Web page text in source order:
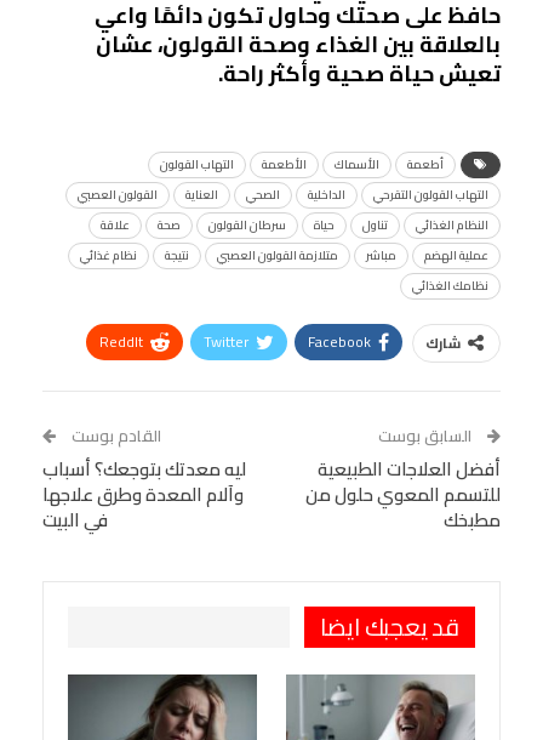
حافظ على صحتك وحاول تكون دائمًا واعي
بالعلاقة بين الغذاء وصحة القولون، عشان
تعيش حياة صحية وأكثر راحة.
أطعمة الأسماك الأطعمة
التهاب القولون
التهاب القولون التقرحي
الداخلية الصحي العناية
القولون العصبي
النظام الغذائي
تناول حياة سرطان القولون صحة
علاقة
عملية الهضم
مباشر متلازمة القولون العصبي نتيجة
نظام غذائي
نظامك الغذائي
شارك Facebook
Twitter
ReddIt
Tumblr
البريد الإلكتروني
StumbleUpon
VK
Digg
LINE
BlackBerry
Viber
السابق بوست
أفضل العلاجات الطبيعية
للتسمم المعوي حلول من
مطبخك
القادم بوست
ليه معدتك بتوجعك؟ أسباب
وآلام المعدة وطرق علاجها
في البيت
قد يعجبك ايضا